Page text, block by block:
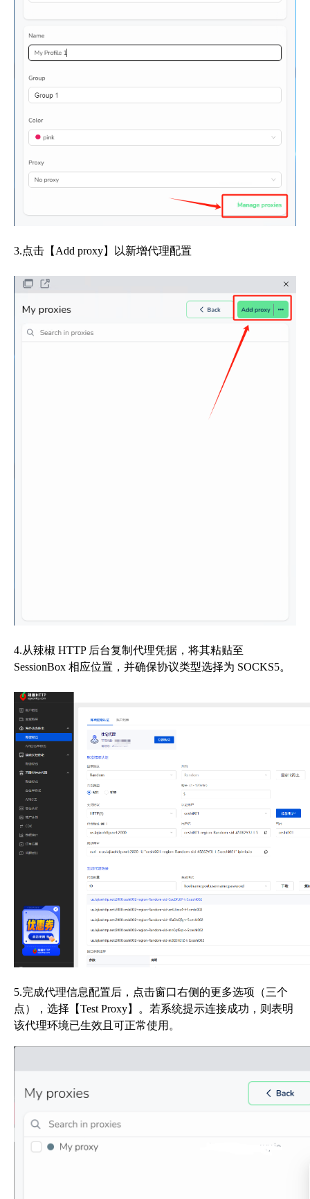
3.点击【Add proxy】以新增代理配置
4.从辣椒 HTTP 后台复制代理凭据，将其粘贴至
SessionBox 相应位置，并确保协议类型选择为 SOCKS5。
5.完成代理信息配置后，点击窗口右侧的更多选项（三个
点），选择【Test Proxy】。若系统提示连接成功，则表明
该代理环境已生效且可正常使用。